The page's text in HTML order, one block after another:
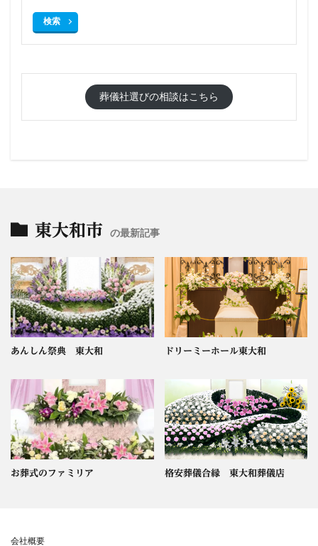
検索
葬儀社選びの相談はこちら
東大和市 の最新記事
あんしん祭典 東大和 ドリーミーホール東大和
お葬式のファミリア 格安葬儀合縁 東大和葬儀店
会社概要